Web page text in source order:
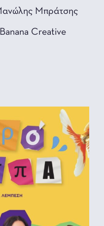
Μπράτσης
Creative